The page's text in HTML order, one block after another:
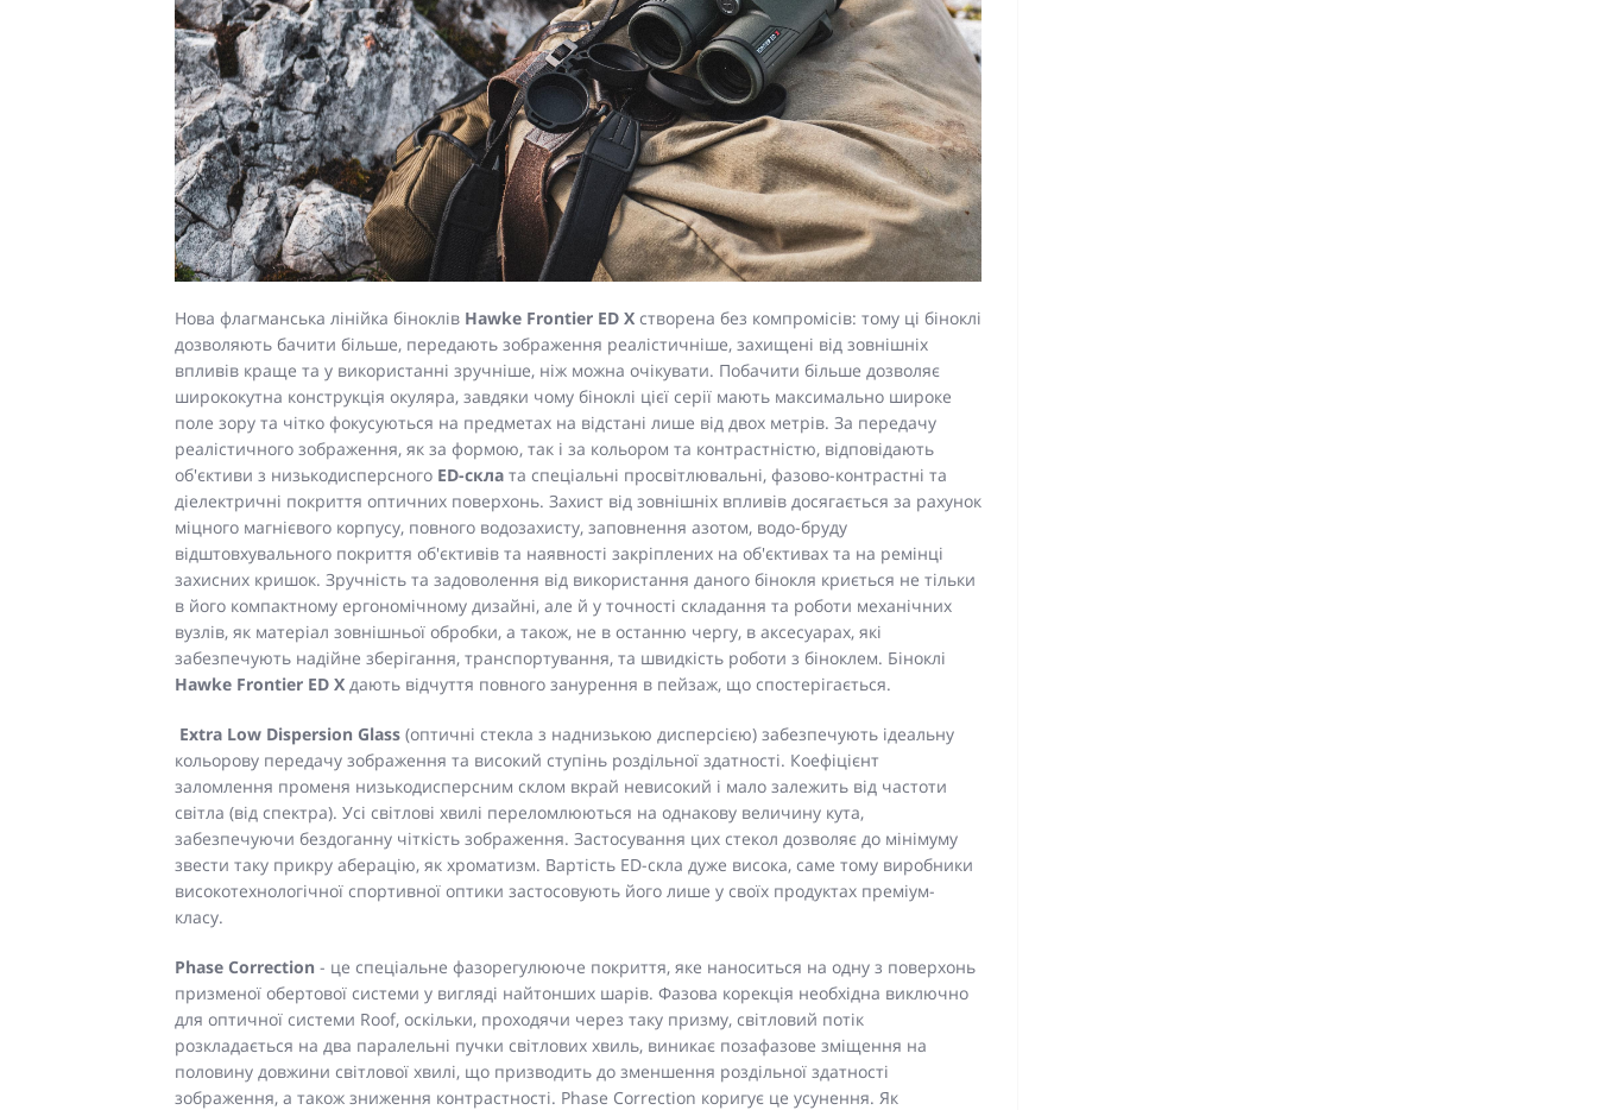
Нова флагманська лінійка біноклів Hawke Frontier ED X створена без компромісів: тому ці біноклі
дозволяють бачити більше, передають зображення реалістичніше, захищені від зовнішніх
впливів краще та у використанні зручніше, ніж можна очікувати. Побачити більше дозволяє
ширококутна конструкція окуляра, завдяки чому біноклі цієї серії мають максимально широке
поле зору та чітко фокусуються на предметах на відстані лише від двох метрів. За передачу
реалістичного зображення, як за формою, так і за кольором та контрастністю, відповідають
об'єктиви з низькодисперсного ED-скла та спеціальні просвітлювальні, фазово-контрастні та
діелектричні покриття оптичних поверхонь. Захист від зовнішніх впливів досягається за рахунок
міцного магнієвого корпусу, повного водозахисту, заповнення азотом, водо-бруду
відштовхувального покриття об'єктивів та наявності закріплених на об'єктивах та на ремінці
захисних кришок. Зручність та задоволення від використання даного бінокля криється не тільки
в його компактному ергономічному дизайні, але й у точності складання та роботи механічних
вузлів, як матеріал зовнішньої обробки, а також, не в останню чергу, в аксесуарах, які
забезпечують надійне зберігання, транспортування, та швидкість роботи з біноклем. Біноклі
Hawke Frontier ED X дають відчуття повного занурення в пейзаж, що спостерігається.
Extra Low Dispersion Glass (оптичні стекла з наднизькою дисперсією) забезпечують ідеальну
кольорову передачу зображення та високий ступінь роздільної здатності. Коефіцієнт
заломлення променя низькодисперсним склом вкрай невисокий і мало залежить від частоти
світла (від спектра). Усі світлові хвилі переломлюються на однакову величину кута,
забезпечуючи бездоганну чіткість зображення. Застосування цих стекол дозволяє до мінімуму
звести таку прикру аберацію, як хроматизм. Вартість ED-скла дуже висока, саме тому виробники
високотехнологічної спортивної оптики застосовують його лише у своїх продуктах преміум-
класу.
Phase Correction - це спеціальне фазорегулююче покриття, яке наноситься на одну з поверхонь
призменої обертової системи у вигляді найтонших шарів. Фазова корекція необхідна виключно
для оптичної системи Roof, оскільки, проходячи через таку призму, світловий потік
розкладається на два паралельні пучки світлових хвиль, виникає позафазове зміщення на
половину довжини світлової хвилі, що призводить до зменшення роздільної здатності
зображення, а також зниження контрастності. Phase Correction коригує це усунення. Як